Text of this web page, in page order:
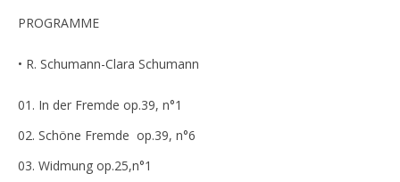
PROGRAMME
• R. Schumann-Clara Schumann
In der Fremde op.39, n°1
Schöne Fremde op.39, n°6
Widmung op.25,n°1